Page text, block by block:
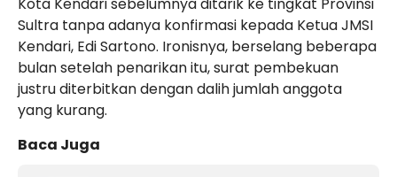
Sultra tanpa adanya konfirmasi kepada Ketua JMSI
Kendari, Edi Sartono. Ironisnya, berselang beberapa
bulan setelah penarikan itu, surat pembekuan
justru diterbitkan dengan dalih jumlah anggota
yang kurang.
Baca Juga